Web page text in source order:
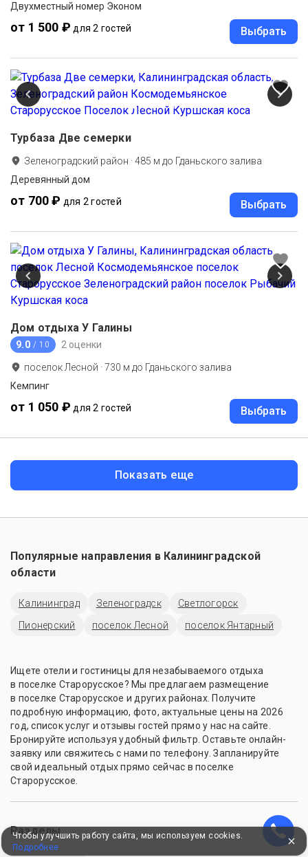
Двухместный номер Эконом
от 1 500 ₽ для 2 гостей Выбрать
Турбаза Две семерки
Зеленоградский район ·485 м до Гданьского залива
Деревянный дом
от 700 ₽ для 2 гостей Выбрать
Дом отдыха У Галины
9.0 / 10 2 оценки
поселок Лесной ·730 м до Гданьского залива
Кемпинг
от 1 050 ₽ для 2 гостей Выбрать
Показать еще
Популярные направления в Калининградской
области
Калининград Зеленоградск
Светлогорск
Пионерский
поселок Лесной поселок Янтарный
Ищете отели и гостиницы для незабываемого отдыха
в поселке Старорусское? Мы предлагаем размещение
в поселке Старорусское и других районах. Получите
подробную информацию, фото, актуальные цены на 2026
год, список услуг и отзывы гостей прямо у нас на сайте.
Бронируйте используя удобный фильтр. Оставьте онлайн-
заявку или свяжитесь с нами по телефону. Запланируйте
свой идеальный отдых прямо сейчас в поселке
Старорусское.
Разделы
Чтобы улучшить работу сайта, мы используем cookies.
Подробнее